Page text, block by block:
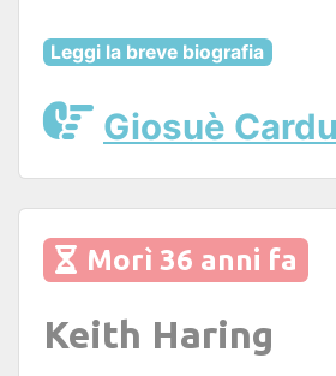
Leggi la breve biografia
Giosuè
Morì 36 anni fa
Keith Haring